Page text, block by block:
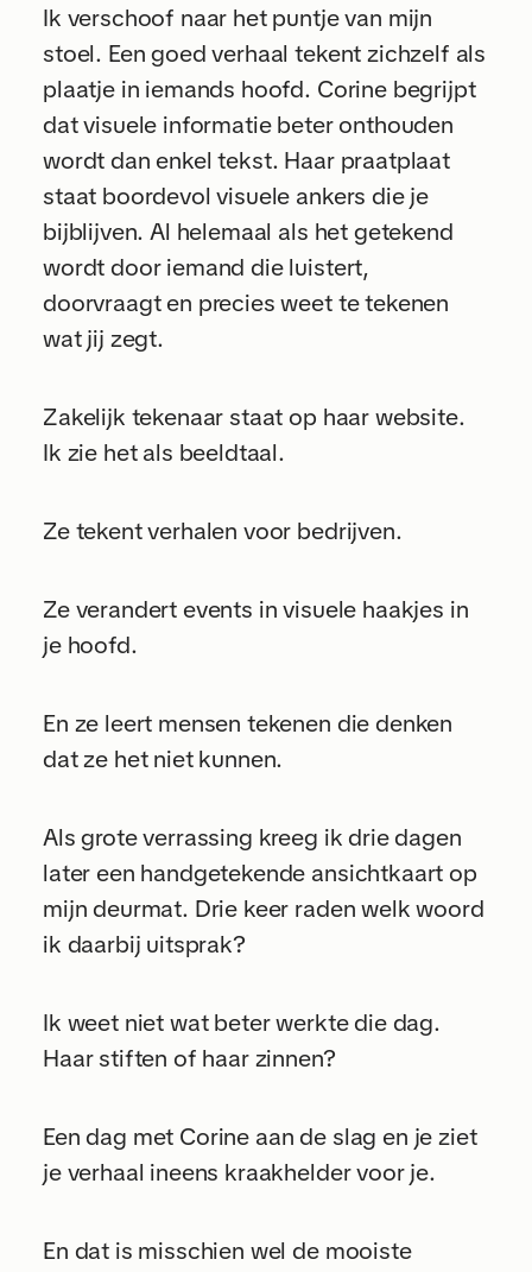
Ik verschoof naar het puntje van mijn
stoel. Een goed verhaal tekent zichzelf als
plaatje in iemands hoofd. Corine begrijpt
dat visuele informatie beter onthouden
wordt dan enkel tekst. Haar praatplaat
staat boordevol visuele ankers die je
bijblijven. Al helemaal als het getekend
wordt door iemand die luistert,
doorvraagt en precies weet te tekenen
wat jij zegt.
Zakelijk tekenaar staat op haar website.
Ik zie het als beeldtaal.
Ze tekent verhalen voor bedrijven.
Ze verandert events in visuele haakjes in
je hoofd.
En ze leert mensen tekenen die denken
dat ze het niet kunnen.
Als grote verrassing kreeg ik drie dagen
later een handgetekende ansichtkaart op
mijn deurmat. Drie keer raden welk woord
ik daarbij uitsprak?
Ik weet niet wat beter werkte die dag.
Haar stiften of haar zinnen?
Een dag met Corine aan de slag en je ziet
je verhaal ineens kraakhelder voor je.
En dat is misschien wel de mooiste